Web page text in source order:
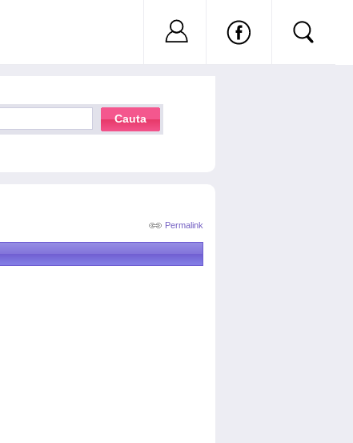
Permalink
Cauta
Nu ai cont?